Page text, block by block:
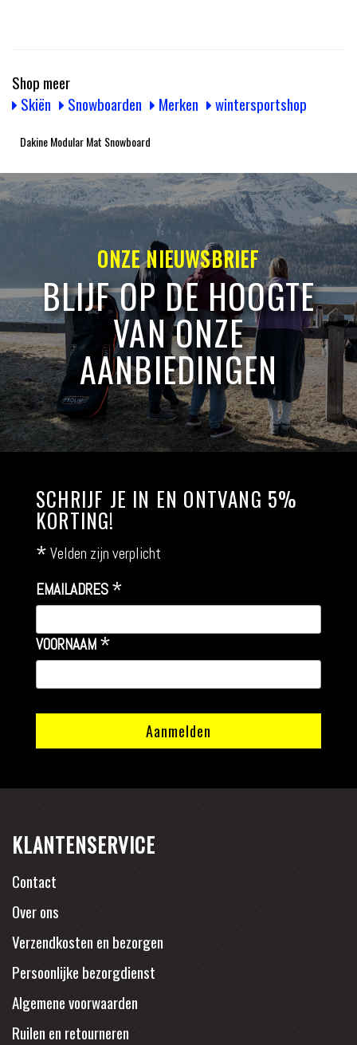
Shop meer
Skiën
Snowboarden Merken wintersportshop
Dakine Modular Mat Snowboard
ONZE NIEUWSBRIEF
BLIJF OP DE HOOGTE
VAN ONZE
AANBIEDINGEN
SCHRIJF JE IN EN ONTVANG 5%
KORTING!
* Velden zijn verplicht
EMAILADRES *
VOORNAAM *
KLANTENSERVICE
Contact
Over ons
Verzendkosten en bezorgen
Persoonlijke bezorgdienst
Algemene voorwaarden
Ruilen en retourneren